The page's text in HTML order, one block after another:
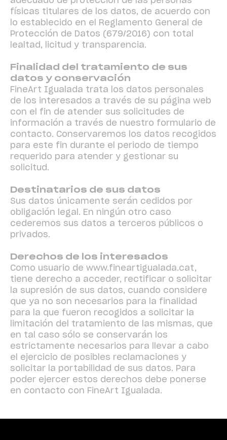
físicas titulares de los datos, de acuerdo con
lo establecido en el Reglamento General de
Protección de Datos (679/2016) con total
lealtad, licitud y transparencia.
Finalidad del tratamiento de sus
datos y conservación
FineArt Igualada trata los datos personales
de los interesados ​​a través de su página web
con el fin de atender sus solicitudes de
información a través de nuestro formulario de
contacto. Conservaremos los datos recogidos
para este fin durante el periodo de tiempo
requerido para atender y gestionar su
solicitud.
Destinatarios de sus datos
Sus datos únicamente serán cedidos por
obligación legal. En ningún otro caso
cederemos sus datos a terceros públicos o
privados.
Derechos de los interesados
Como usuario de www.fineartigualada.cat,
tiene derecho a acceder, rectificar o solicitar
la supresión de sus datos, cuando considere
que ya no son necesarios para la finalidad
para la que fueron recogidos a solicitar la
limitación del tratamiento de las mismas, que
en tal caso sólo se conservarán los
estrictamente necesarios para llevar a cabo
el ejercicio de posibles reclamaciones y
solicitar la portabilidad de sus datos. Para
poder ejercer estos derechos debe ponerse
en contacto con FineArt Igualada.